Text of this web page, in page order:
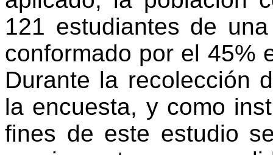
121 estudiantes de
conformado por el 45%
Durante la recolección
la encuesta, y como
fines de este estudio